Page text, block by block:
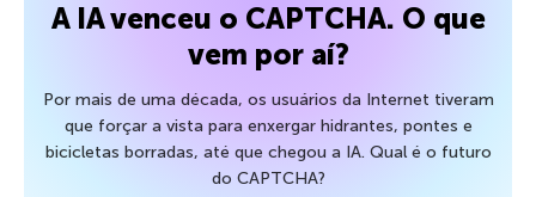
A IA venceu o CAPTCHA. O que
vem por aí?
Por mais de uma década, os usuários da Internet tiveram
que forçar a vista para enxergar hidrantes, pontes e
bicicletas borradas, até que chegou a IA. Qual é o futuro
do CAPTCHA?